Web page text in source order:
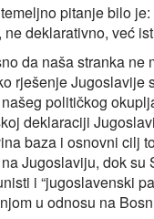
pitanje bilo
ne deklarativno, već
da naša stranka
rješenje Jugoslavije
političkog
deklaraciji
baza i osnovni cilj
Jugoslaviju, dok
i “jugoslavenski
u odnosu na